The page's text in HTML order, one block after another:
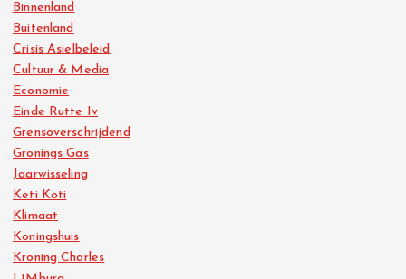
Binnenland
Buitenland
Crisis Asielbeleid
Cultuur & Media
Economie
Einde Rutte Iv
Grensoverschrijdend
Gronings Gas
Jaarwisseling
Keti Koti
Klimaat
Koningshuis
Kroning Charles